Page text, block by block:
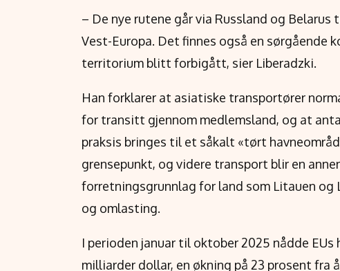
– De nye rutene går via Russland og
Vest-Europa. Det finnes også en sørgående
territorium blitt forbigått, sier Liberadzki.
Han forklarer at asiatiske transportører
for transitt gjennom medlemsland, og at
praksis bringes til et såkalt «tørt
grensepunkt, og videre transport blir en
forretningsgrunnlag for land som Litauen
og omlasting.
I perioden januar til oktober 2025 nådde EUs
milliarder dollar, en økning på 23 prosent fra